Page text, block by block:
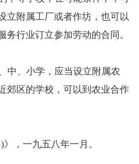
立附属工厂或者作坊，也可以
务行业订立参加劳动的合同。
中、小学，应当设立附属农
郊区的学校，可以到农业合作
)》，一九五八年一月。